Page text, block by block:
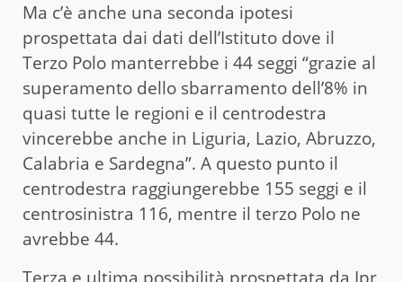
Ma c’è anche una seconda ipotesi
prospettata dai dati dell’Istituto dove il
Terzo Polo manterrebbe i 44 seggi “grazie al
superamento dello sbarramento dell’8% in
quasi tutte le regioni e il centrodestra
vincerebbe anche in Liguria, Lazio, Abruzzo,
Calabria e Sardegna”. A questo punto il
centrodestra raggiungerebbe 155 seggi e il
centrosinistra 116, mentre il terzo Polo ne
avrebbe 44.